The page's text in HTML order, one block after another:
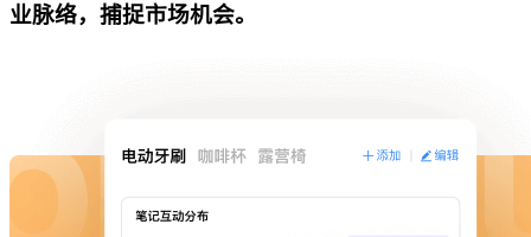
业脉络，捕捉市场机会。